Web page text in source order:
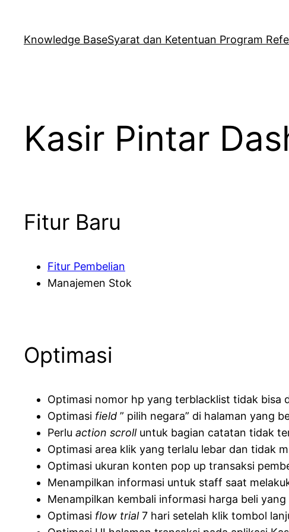
content
Knowledge BaseSyarat dan Ketentuan Program
Kasir Pintar
Fitur Baru
Fitur Pembelian
Manajemen Stok
Optimasi
Optimasi nomor hp yang terblacklist tidak bisa
Optimasi field ” pilih negara” di halaman yang
Perlu action scrolluntuk bagian catatan tidak
Optimasi area klik yang terlalu lebar dan tidak
Optimasi ukuran konten pop up transaksi
Menampilkan informasi untuk staff saat
Menampilkan kembali informasi harga beli
Optimasi flow trial7 hari setelah klik tombol